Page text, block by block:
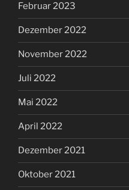
Februar 2023
Dezember 2022
November 2022
Juli 2022
Mai 2022
April 2022
Dezember 2021
Oktober 2021